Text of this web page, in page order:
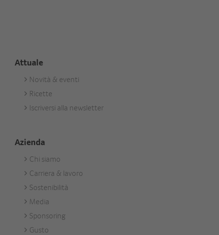
Attuale
Footer
Aktuell
Novità & eventi
Ricette
Iscriversi alla newsletter
Azienda
Footer
Unternehmen
Chi siamo
Carriera & lavoro
Sostenibilità
Media
Sponsoring
Gusto